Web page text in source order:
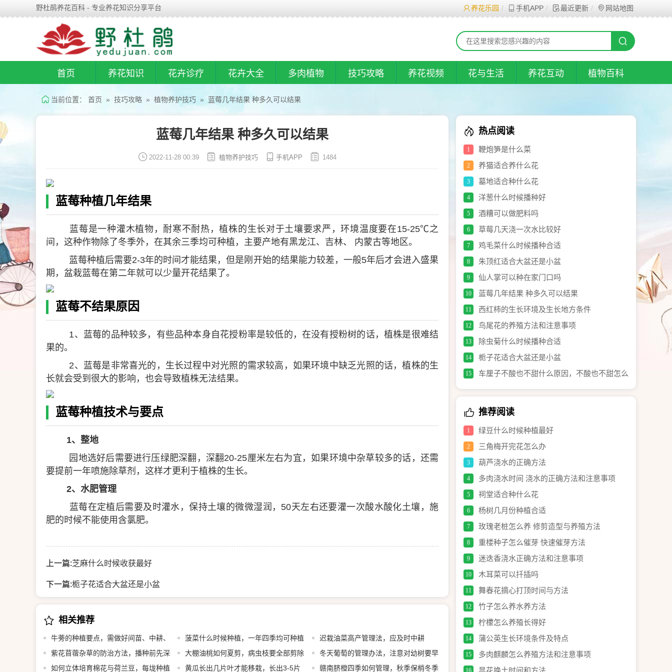
野杜鹃养花百科 - 专业养花知识分享平台 养花乐园 手机APP 最近更新 网站地图
首页 养花知识 花卉诊疗 花卉大全 多肉植物 技巧攻略 养花视频 花与生活 养花互动 植物百科
当前位置： 首页 » 技巧攻略 » 植物养护技巧 » 蓝莓几年结果 种多久可以结果
蓝莓几年结果 种多久可以结果
2022-11-28 00:39 植物养护技巧 手机APP 1484
蓝莓种植几年结果
蓝莓是一种灌木植物，耐寒不耐热，植株的生长对于土壤要求严，环境温度要在15-25℃之
间，这种作物除了冬季外，在其余三季均可种植，主要产地有黑龙江、吉林、 内蒙古等地区。
蓝莓种植后需要2-3年的时间才能结果，但是刚开始的结果能力较差，一般5年后才会进入盛果
期，盆栽蓝莓在第二年就可以少量开花结果了。
蓝莓不结果原因
1、蓝莓的品种较多，有些品种本身自花授粉率是较低的，在没有授粉树的话，植株是很难结
果的。
2、蓝莓是非常喜光的，生长过程中对光照的需求较高，如果环境中缺乏光照的话，植株的生
长就会受到很大的影响，也会导致植株无法结果。
蓝莓种植技术与要点
1、整地
园地选好后需要进行压绿肥深翻，深翻20-25厘米左右为宜，如果环境中杂草较多的话，还需
要提前一年喷施除草剂，这样才更利于植株的生长。
2、水肥管理
蓝莓在定植后需要及时灌水，保持土壤的微微湿润，50天左右还要灌一次酸水酸化土壤，施
肥的时候不能使用含氯肥。
上一篇:芝麻什么时候收获最好
下一篇:栀子花适合大盆还是小盆
相关推荐
牛蒡的种植要点，需做好间苗、中耕、
追肥等工作
菠菜什么时候种植，一年四季均可种植
迟栽油菜高产管理法，应及时中耕
紫花苜蓿杂草的防治方法，播种前先深
翻整地
大棚油桃如何夏剪，病虫枝要全部剪除
冬天葡萄的管理办法，注意对幼树要早
埋防寒土
如何立体培育棉花与荷兰豆，每垅种植 黄瓜长出几片叶才能移栽，长出3-5片 赣南脐橙四季如何管理，秋季保梢冬季
热点阅读
1 鞭炮笋是什么菜
2 养猫适合养什么花
3 墓地适合种什么花
4 洋葱什么时候播种好
5 酒糟可以做肥料吗
6 草莓几天浇一次水比较好
7 鸡毛菜什么时候播种合适
8 朱顶红适合大盆还是小盆
9 仙人掌可以种在家门口吗
10 蓝莓几年结果 种多久可以结果
11 西红柿的生长环境及生长地方条件
12 鸟尾花的养殖方法和注意事项
13 除虫菊什么时候播种合适
14 栀子花适合大盆还是小盆
15
车厘子不酸也不甜什么原因，不酸也不甜怎么
办
推荐阅读
1 绿豆什么时候种植最好
2 三角梅开完花怎么办
3 葫芦浇水的正确方法
4 多肉浇水时间 浇水的正确方法和注意事项
5 祠堂适合种什么花
6 杨树几月份种植合适
7 玫瑰老桩怎么养 修剪造型与养殖方法
8 重楼种子怎么催芽 快速催芽方法
9 迷迭香浇水正确方法和注意事项
10 木耳菜可以扦插吗
11 舞春花摘心打顶时间与方法
12 竹子怎么养水养方法
13 柠檬怎么养殖长得好
14 蒲公英生长环境条件及特点
15 多肉麒麟怎么养殖方法和注意事项
16 昙花换土时间和方法